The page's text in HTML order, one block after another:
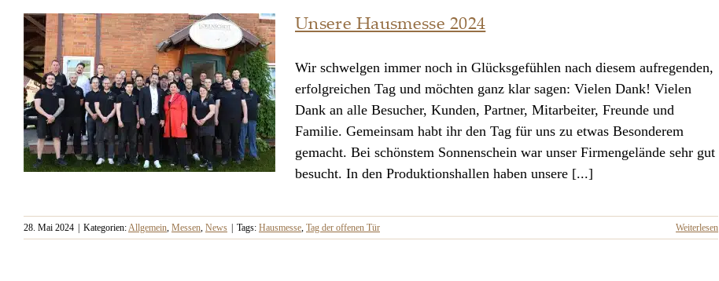
Hausmesse 2025
Unsere Hausmesse 2024
Wir schwelgen immer noch in Glücksgefühlen nach diesem aufregenden,
erfolgreichen Tag und möchten ganz klar sagen: Vielen Dank! Vielen
Dank an alle Besucher, Kunden, Partner, Mitarbeiter, Freunde und
Familie. Gemeinsam habt ihr den Tag für uns zu etwas Besonderem
gemacht. Bei schönstem Sonnenschein war unser Firmengelände sehr gut
besucht. In den Produktionshallen haben unsere [...]
28. Mai 2024 Kategorien:Allgemein, Messen, News Tags: Hausmesse, Tag der offenen Tür Weiterlesen